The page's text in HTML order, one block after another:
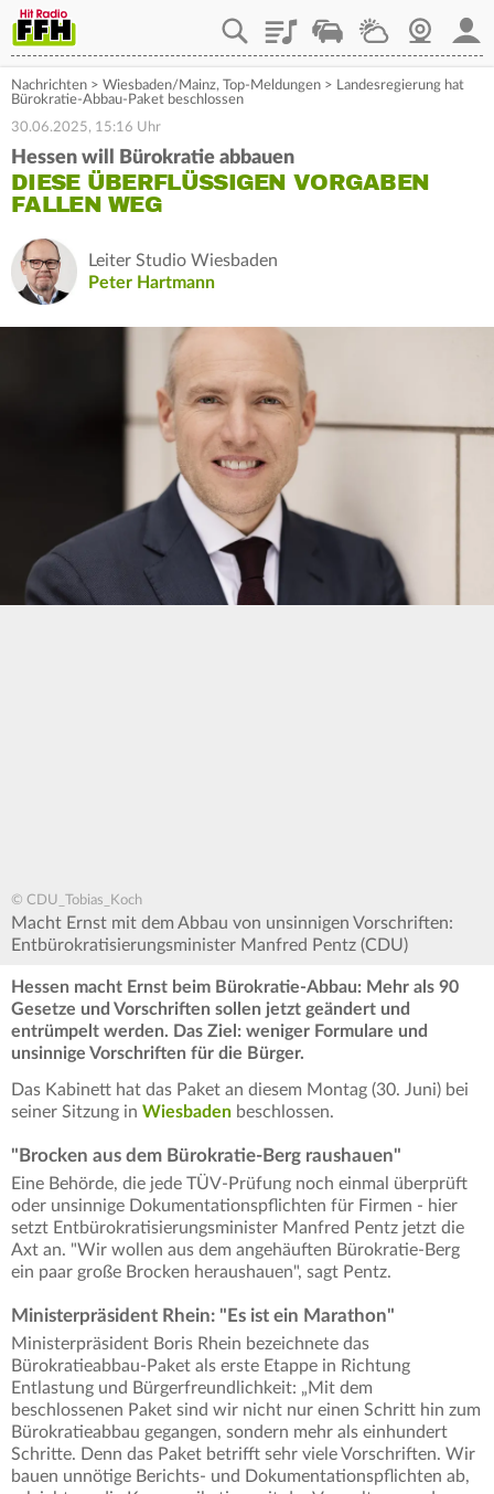
PlaylistStaupilotWetterWebcam
Nachrichten > Wiesbaden/Mainz, Top-Meldungen > Landesregierung hat
Bürokratie-Abbau-Paket beschlossen
30.06.2025, 15:16 Uhr
Hessen will Bürokratie abbauen
DIESE ÜBERFLÜSSIGEN VORGABEN
FALLEN WEG
Leiter Studio Wiesbaden
Peter Hartmann
© CDU_Tobias_Koch
Macht Ernst mit dem Abbau von unsinnigen Vorschriften:
Entbürokratisierungsminister Manfred Pentz (CDU)
Hessen macht Ernst beim Bürokratie-Abbau: Mehr als 90
Gesetze und Vorschriften sollen jetzt geändert und
entrümpelt werden. Das Ziel: weniger Formulare und
unsinnige Vorschriften für die Bürger.
Das Kabinett hat das Paket an diesem Montag (30. Juni) bei
seiner Sitzung in Wiesbaden beschlossen.
"Brocken aus dem Bürokratie-Berg raushauen"
Eine Behörde, die jede TÜV-Prüfung noch einmal überprüft
oder unsinnige Dokumentationspflichten für Firmen - hier
setzt Entbürokratisierungsminister Manfred Pentz jetzt die
Axt an. "Wir wollen aus dem angehäuften Bürokratie-Berg
ein paar große Brocken heraushauen", sagt Pentz.
Ministerpräsident Rhein: "Es ist ein Marathon"
Ministerpräsident Boris Rhein bezeichnete das
Bürokratieabbau-Paket als erste Etappe in Richtung
Entlastung und Bürgerfreundlichkeit: „Mit dem
beschlossenen Paket sind wir nicht nur einen Schritt hin zum
Bürokratieabbau gegangen, sondern mehr als einhundert
Schritte. Denn das Paket betrifft sehr viele Vorschriften. Wir
bauen unnötige Berichts- und Dokumentationspflichten ab,